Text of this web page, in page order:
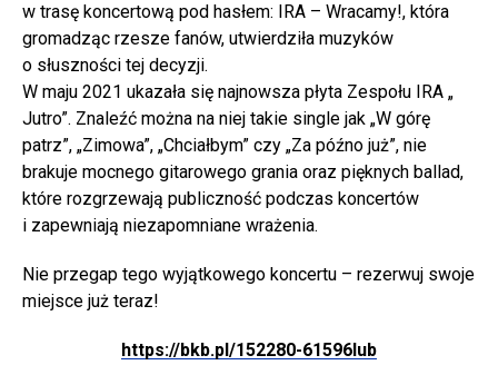
w trasę koncertową pod hasłem: IRA – Wracamy!, która
gromadząc rzesze fanów, utwierdziła muzyków
o słuszności tej decyzji.
W maju 2021 ukazała się najnowsza płyta Zespołu IRA „
Jutro”. Znaleźć można na niej takie single jak „W górę
patrz”, „Zimowa”, „Chciałbym” czy „Za późno już”, nie
brakuje mocnego gitarowego grania oraz pięknych ballad,
które rozgrzewają publiczność podczas koncertów
i zapewniają niezapomniane wrażenia.
Nie przegap tego wyjątkowego koncertu – rezerwuj swoje
miejsce już teraz!
https://bkb.pl/152280-61596lub